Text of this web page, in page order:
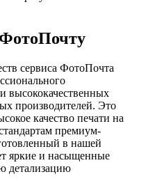
сервиса ФотоПочта
высококачественных
производителей. Это
качество печати на
премиум-
в нашей
яркие и насыщенные
детализацию